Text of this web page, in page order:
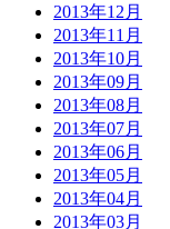
2013年12月
2013年11月
2013年10月
2013年09月
2013年08月
2013年07月
2013年06月
2013年05月
2013年04月
2013年03月